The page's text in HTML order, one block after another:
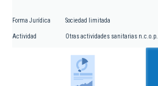
Forma Jurídica Sociedad limitada
Actividad Otras actividades sanitarias n.c.o.p.